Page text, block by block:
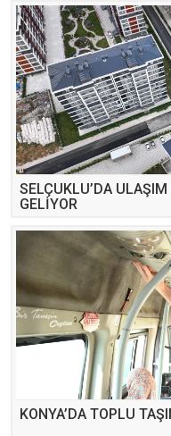
SELÇUKLU’DA
GELİYOR
KONYA’DA TOPLU